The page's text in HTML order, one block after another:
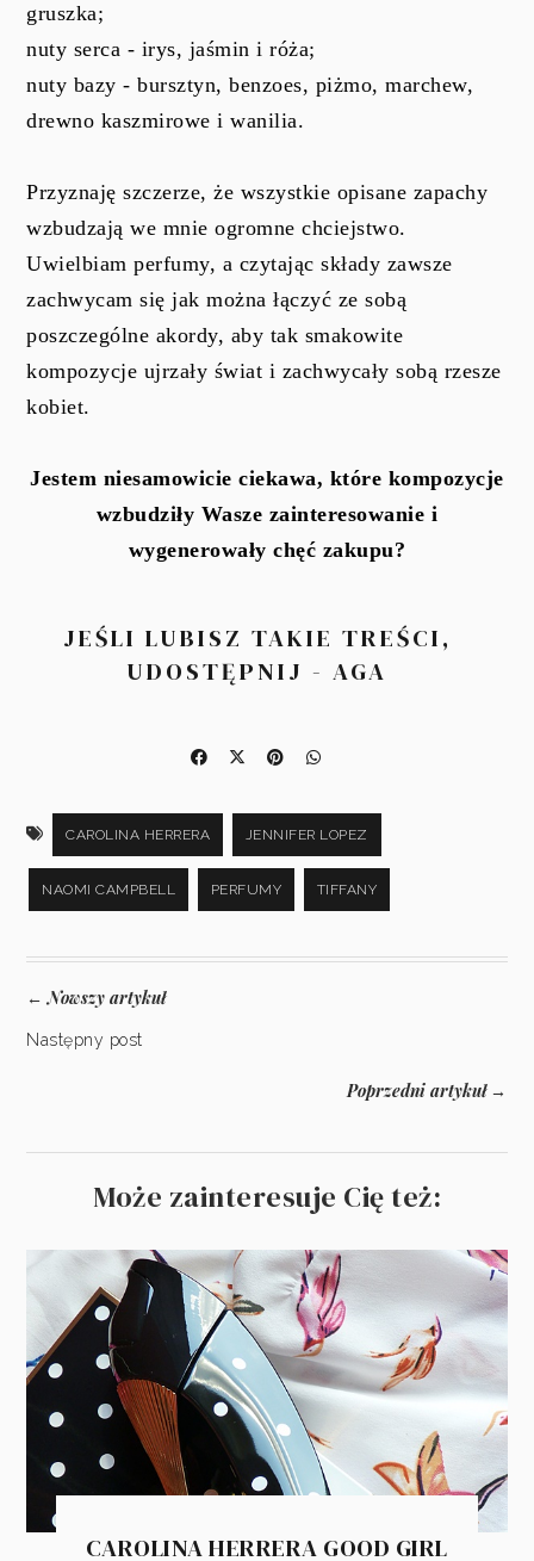
gruszka;
nuty serca - irys, jaśmin i róża;
nuty bazy - bursztyn, benzoes, piżmo, marchew,
drewno kaszmirowe i wanilia.
Przyznaję szczerze, że wszystkie opisane zapachy
wzbudzają we mnie ogromne chciejstwo.
Uwielbiam perfumy, a czytając składy zawsze
zachwycam się jak można łączyć ze sobą
poszczególne akordy, aby tak smakowite
kompozycje ujrzały świat i zachwycały sobą rzesze
kobiet.
Jestem niesamowicie ciekawa, które kompozycje
wzbudziły Wasze zainteresowanie i
wygenerowały chęć zakupu?
JEŚLI LUBISZ TAKIE TREŚCI,
UDOSTĘPNIJ - AGA
CAROLINA HERRERA JENNIFER LOPEZ
NAOMI CAMPBELL PERFUMY TIFFANY
←Nowszy artykuł
Następny post
Poprzedni artykuł→
Może zainteresuje Cię też:
CAROLINA HERRERA GOOD GIRL